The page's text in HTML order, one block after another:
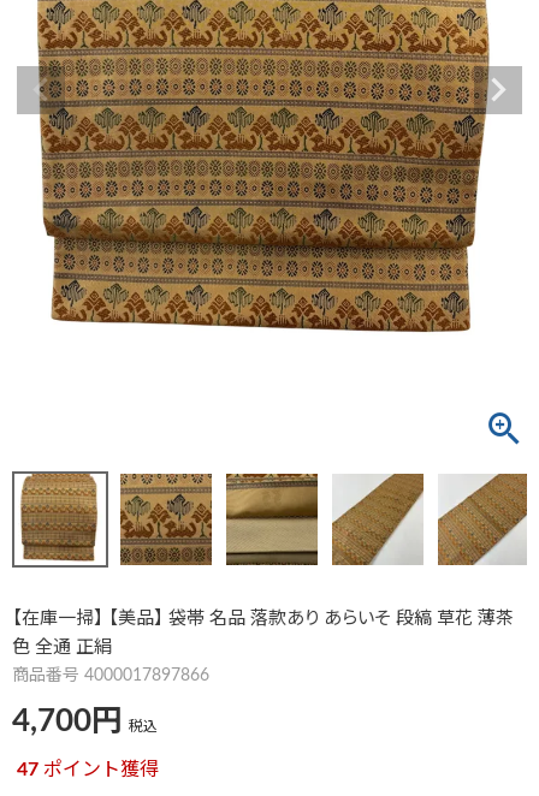
【在庫一掃】 【美品】 袋帯 名品 落款あり あらいそ 段縞 草花 薄茶
色 全通 正絹
商品番号 4000017897866
4,700 税込
47 ポイント獲得